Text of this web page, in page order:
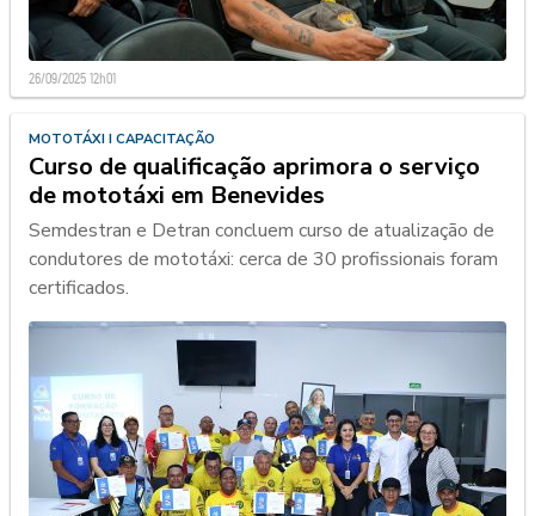
26/09/2025 12h01
MOTOTÁXI I CAPACITAÇÃO
Curso de qualificação aprimora o serviço
de mototáxi em Benevides
Semdestran e Detran concluem curso de atualização de
condutores de mototáxi: cerca de 30 profissionais foram
certificados.